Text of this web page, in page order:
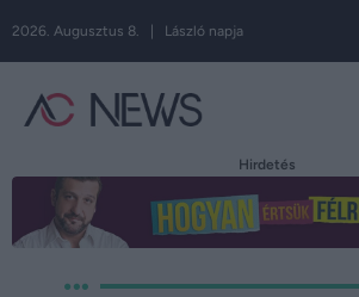
2026. Augusztus 8. | László napja
Hirdetés